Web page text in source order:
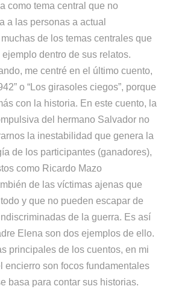
como tema central que no
a las personas a actual
de los temas centrales que
dentro de sus relatos.
me centré en el último cuento,
o “Los girasoles ciegos”, porque
con la historia. En este cuento, la
del hermano Salvador no
la inestabilidad que genera la
de los participantes (ganadores),
como Ricardo Mazo
de las víctimas ajenas que
y que no pueden escapar de
de la guerra. Es así
Elena son dos ejemplos de ello.
principales de los cuentos, en mi
encierro son focos fundamentales
basa para contar sus historias.